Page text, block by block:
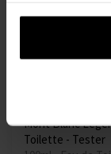
έχουν
των υπηρεσιών
Mont Blanc
Toilette - Tester